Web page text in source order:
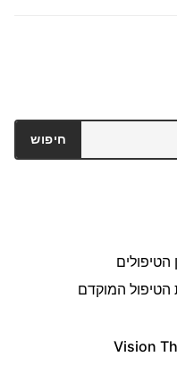
חיפוש
הטיפולים
הטיפול המוקדם